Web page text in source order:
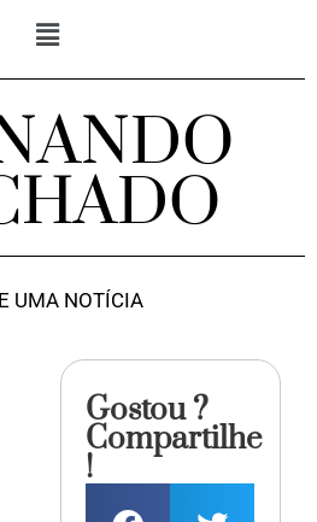
UMA NOTÍCIA
Gostou ?
Compartilhe
!